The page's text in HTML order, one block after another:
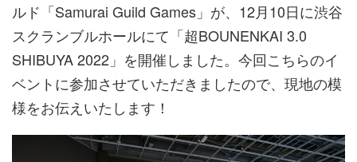
ルド「Samurai Guild Games」が、12月10日に渋谷
スクランブルホールにて「超BOUNENKAI 3.0
SHIBUYA 2022」を開催しました。今回こちらのイ
ベントに参加させていただきましたので、現地の模
様をお伝えいたします！